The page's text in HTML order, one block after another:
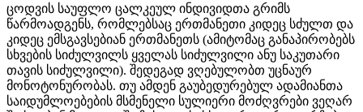
ცოდვის საუფლო ცალკეულ ინდივიდთა გრიმს
წარმოადგენს, რომლებსაც ერთმანეთი კიდეც სძულთ და
კიდეც ემსგავსებიან ერთმანეთს (ამიტომაც განაპირობებს
სხვების სიძულვილს ყველას სიძულვილი ანუ საკუთარი
თავის სიძულვილი). შედეგად ვღებულობთ უცნაურ
მონოტონურობას. თუ ამდენ გაუბედურებულ ადამიანთა
საიდუმლოებების მსმენელი სულიერი მოძღვრები ვეღარ